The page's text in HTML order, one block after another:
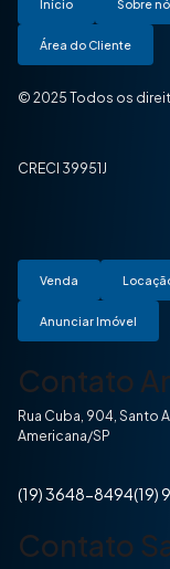
Início Sobre
Área do Cliente
© 2025 Todos os
CRECI 39951J
Venda
Anunciar Imóvel
Contato
Rua Cuba, 904, Santo
Americana/SP
(19) 3648-8494(19)
Contato